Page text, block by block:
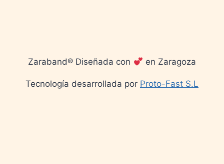
Zaraband® Diseñada con en Zaragoza
Tecnología desarrollada por Proto-Fast S.L